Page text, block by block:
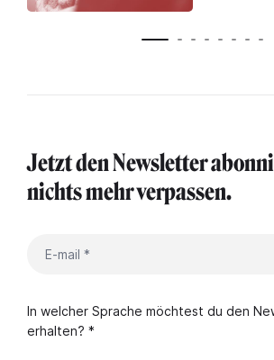
Jetzt den Newsletter
nichts mehr verpassen.
In welcher Sprache möchtest du den
erhalten? *